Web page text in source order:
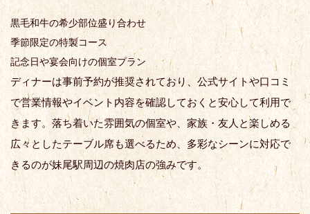
黒毛和牛の希少部位盛り合わせ
季節限定の特製コース
記念日や宴会向けの個室プラン
ディナーは事前予約が推奨されており、公式サイトや口コミ
で営業情報やイベント内容を確認しておくと安心して利用で
きます。落ち着いた雰囲気の個室や、家族・友人と楽しめる
広々としたテーブル席も選べるため、多彩なシーンに対応で
きるのが妹尾駅周辺の焼肉店の強みです。